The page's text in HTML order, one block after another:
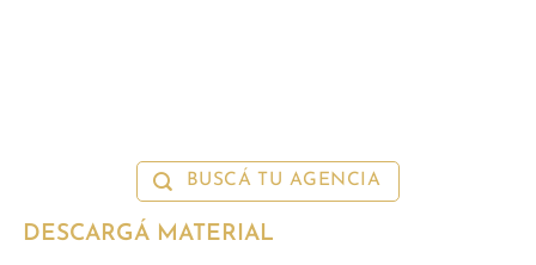
BUSCÁ TU AGENCIA
DESCARGÁ MATERIAL